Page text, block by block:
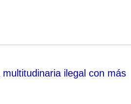
ilegal con más